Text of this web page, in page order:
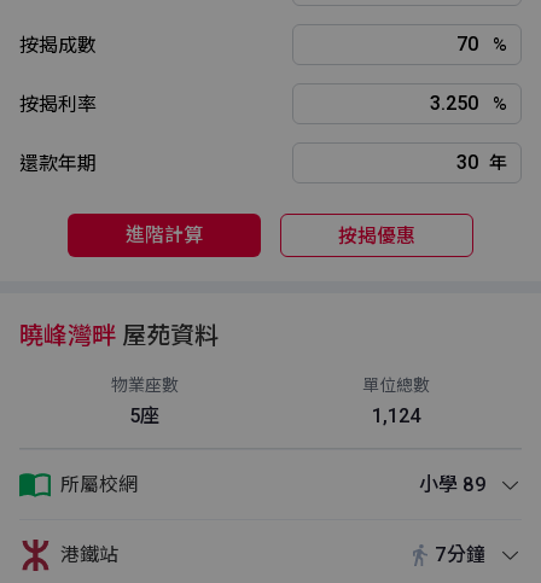
按揭成數 %
按揭利率 %
還款年期 年
進階計算 按揭優惠
曉峰灣畔 屋苑資料
物業座數
5座
單位總數
1,124
所屬校網 小學 89
港鐵站 7分鐘